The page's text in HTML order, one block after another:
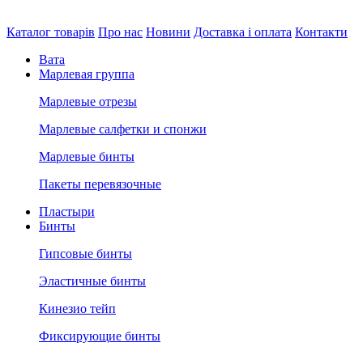
Каталог товарів Про нас Новини Доставка і оплата Контакти
Вата
Марлевая группа
Марлевые отрезы
Марлевые салфетки и спонжи
Марлевые бинты
Пакеты перевязочные
Пластыри
Бинты
Гипсовые бинты
Эластичные бинты
Кинезио тейп
Фиксирующие бинты